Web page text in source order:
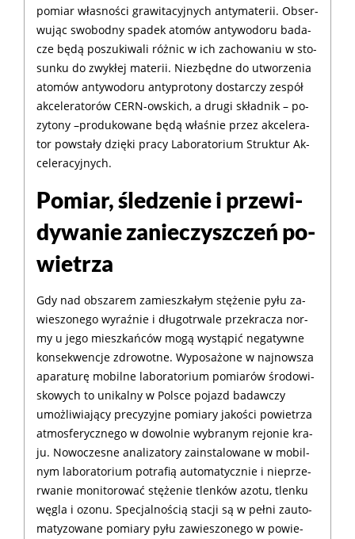
po­miar wła­sno­ści gra­wi­ta­cyj­nych antyma­te­rii. Ob­ser­
wu­jąc swo­bod­ny spa­dek ato­mów an­ty­wo­do­ru ba­da­
cze bę­dą po­szu­ki­wa­li róż­nic w ich za­cho­wa­niu w sto­
sun­ku do zwy­kłej ma­te­rii. Nie­zbęd­ne do utwo­rze­nia
ato­mów an­ty­wo­do­ru an­ty­pro­to­ny do­star­czy ze­spół
ak­ce­le­ra­torów CERN-owskich, a dru­gi skład­nik – po­
zy­to­ny –pro­du­ko­wa­ne bę­dą wła­śnie przez ak­ce­le­ra­
tor po­wsta­ły dzię­ki pra­cy La­bo­ra­to­rium Struk­tur Ak­
ce­le­ra­cyj­nych.
Po­miar, śle­dze­nie i prze­wi­
dy­wa­nie za­nie­czysz­czeń po­
wie­trza
Gdy nad ob­sza­rem za­miesz­ka­łym stę­że­nie py­łu za­
wie­szo­ne­go wy­raź­nie i długotr­wale prze­kra­cza nor­
my u je­go miesz­kań­ców mo­gą wy­stą­pić ne­ga­tyw­ne
kon­se­kwen­cje zdro­wot­ne. Wy­po­sa­żo­ne w naj­now­sza
apa­ra­tu­rę mo­bil­ne la­bo­ra­to­rium po­mia­rów śro­do­wi­
sko­wych to uni­kal­ny w Pol­sce po­jazd ba­daw­czy
umoż­li­wiający pre­cy­zyj­ne po­mia­ry ja­ko­ści po­wie­trza
at­mos­fe­rycz­ne­go w do­wol­nie wy­bra­nym re­jo­nie kra­
ju. No­wo­cze­sne ana­li­za­to­ry za­in­sta­lo­wa­ne w mo­bil­
nym la­bo­ra­to­rium po­tra­fią au­to­ma­tycz­nie i nie­prze­
rwa­nie mo­ni­to­ro­wać stę­że­nie tlen­ków azo­tu, tlen­ku
wę­gla i ozo­nu. Spe­cjal­no­ścią sta­cji są w peł­ni zauto­
ma­ty­zo­wa­ne po­mia­ry py­łu za­wie­szo­ne­go w po­wie­